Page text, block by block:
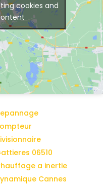
cookies and
06510
a inertie
Cannes